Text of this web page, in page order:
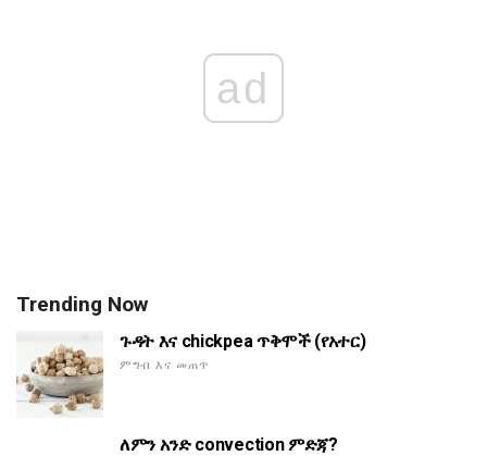
ad
Trending Now
ጉዳት እና chickpea ጥቅሞች (የአተር)
ምግብ እና መጠጥ
ለምን አንድ convection ምድጃ?